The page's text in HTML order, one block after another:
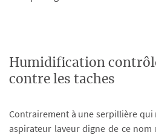
Humidification
contre les taches
Contrairement à une serpillière qui
aspirateur laveur digne de ce